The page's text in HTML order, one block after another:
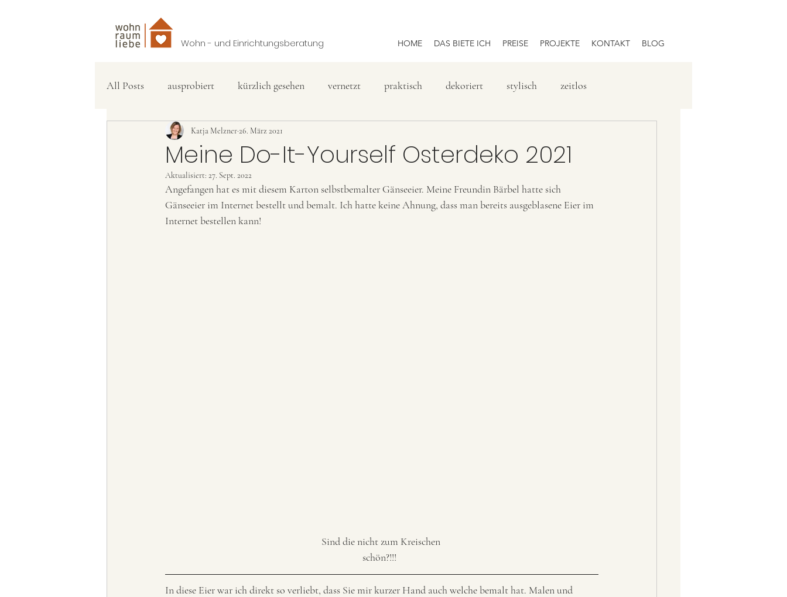
Wohn - und Einrichtungsberatung HOME DAS BIETE ICH PREISE PROJEKTE KONTAKT BLOG
All Posts ausprobiert kürzlich gesehen vernetzt praktisch dekoriert stylisch zeitlos
Meine Do-It-Yourself Osterdeko 2021
Katja Melzner26. März 2021
Aktualisiert: 27. Sept. 2022
Angefangen hat es mit diesem Karton selbstbemalter Gänseeier. Meine Freundin Bärbel hatte sich
Gänseeier im Internet bestellt und bemalt. Ich hatte keine Ahnung, dass man bereits ausgeblasene Eier im
Internet bestellen kann!
Sind die nicht zum Kreischen
schön?!!!
In diese Eier war ich direkt so verliebt, dass Sie mir kurzer Hand auch welche bemalt hat. Malen und